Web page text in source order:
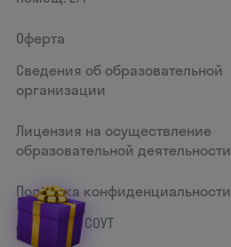
Оферта
Сведения об образовательной
организации
Лицензия на осуществление
образовательной деятельности
Политика конфиденциальности
Документ СОУТ